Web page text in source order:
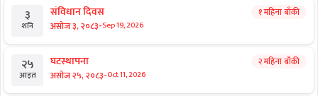
३
शनि
संविधान दिवस
असोज ३, २०८३-Sep 19, 2026
१ महिना बाँकी
२५
आइत
घटस्थापना
असोज २५, २०८३-Oct 11, 2026
२ महिना बाँकी